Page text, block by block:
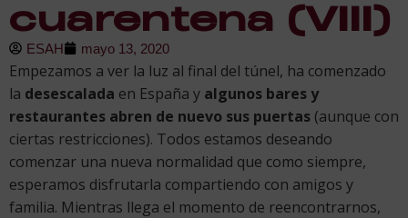
cuarentena (VIII)
ESAH mayo 13, 2020
Empezamos a ver la luz al final del túnel, ha comenzado
la desescalada en España y algunos bares y
restaurantes abren de nuevo sus puertas (aunque con
ciertas restricciones). Todos estamos deseando
comenzar una nueva normalidad que como siempre,
esperamos disfrutarla compartiendo con amigos y
familia. Mientras llega el momento de reencontrarnos,